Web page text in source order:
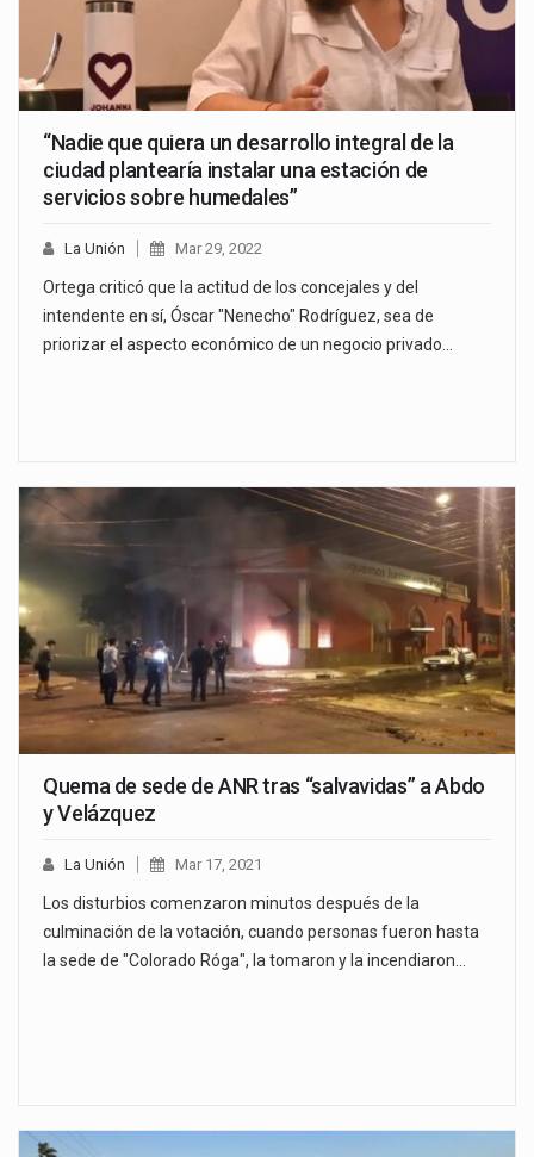
“Nadie que quiera un desarrollo integral de la
ciudad plantearía instalar una estación de
servicios sobre humedales”
La Unión Mar 29, 2022
Ortega criticó que la actitud de los concejales y del
intendente en sí, Óscar "Nenecho" Rodríguez, sea de
priorizar el aspecto económico de un negocio privado…
Quema de sede de ANR tras “salvavidas” a Abdo
y Velázquez
La Unión Mar 17, 2021
Los disturbios comenzaron minutos después de la
culminación de la votación, cuando personas fueron hasta
la sede de "Colorado Róga", la tomaron y la incendiaron…